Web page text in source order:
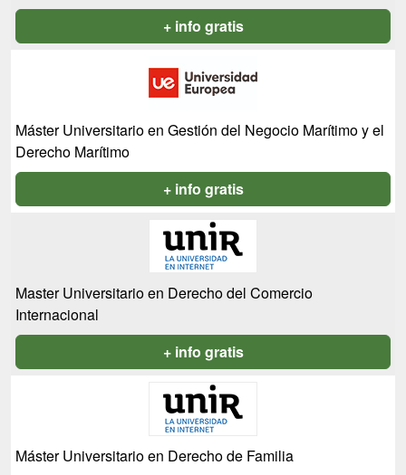
+ info gratis
Máster Universitario en Gestión del Negocio Marítimo y el
Derecho Marítimo
+ info gratis
Master Universitario en Derecho del Comercio
Internacional
+ info gratis
Máster Universitario en Derecho de Familia